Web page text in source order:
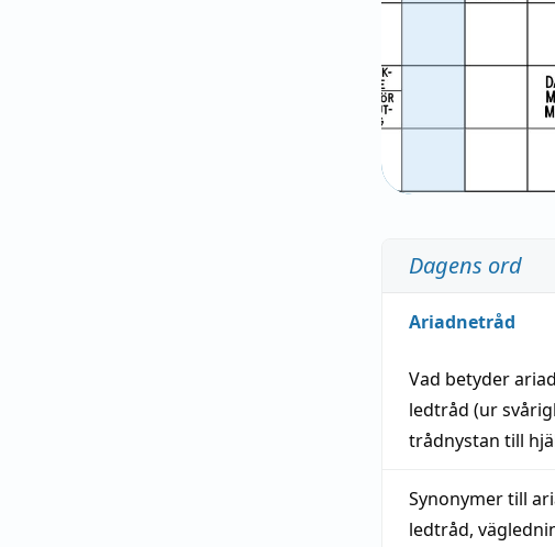
Dagens ord
Ariadnetråd
Vad betyder
ledtråd (ur
trådnystan till
Synonymer till
ledtråd,